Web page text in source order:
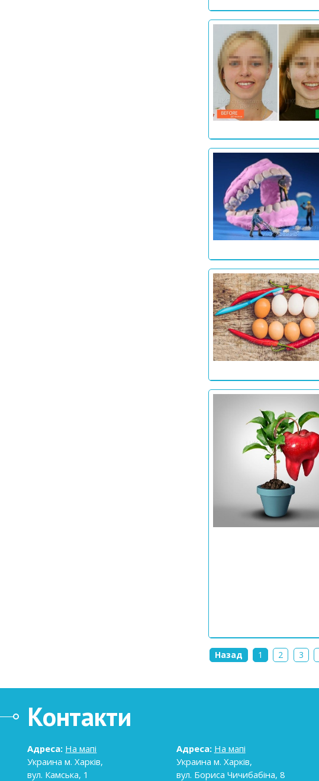
Назад 1 2 3
Контакти
Адреса: На мапі
Украина м. Харків,
вул. Камська, 1
Адреса: На мапі
Украина м. Харків,
вул. Бориса Чичибабіна, 8